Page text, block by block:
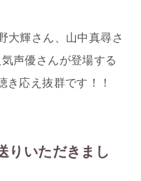
大輝さん、山中真尋さ
声優さんが登場する
き応え抜群です！！
りいただきまし